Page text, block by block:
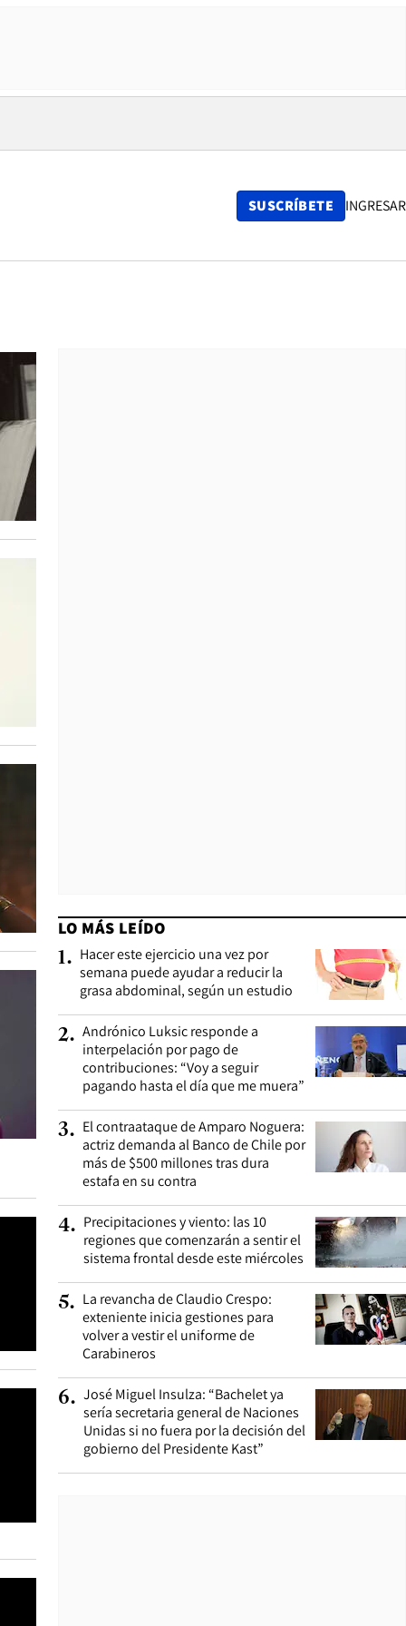
SUSCRÍBETE INGRESAR
LO MÁS LEÍDO
1. Hacer este ejercicio una vez por
semana puede ayudar a reducir la
grasa abdominal, según un estudio
2. Andrónico Luksic responde a
interpelación por pago de
contribuciones: “Voy a seguir
pagando hasta el día que me muera”
3. El contraataque de Amparo Noguera:
actriz demanda al Banco de Chile por
más de $500 millones tras dura
estafa en su contra
4. Precipitaciones y viento: las 10
regiones que comenzarán a sentir el
sistema frontal desde este miércoles
5. La revancha de Claudio Crespo:
exteniente inicia gestiones para
volver a vestir el uniforme de
Carabineros
6. José Miguel Insulza: “Bachelet ya
sería secretaria general de Naciones
Unidas si no fuera por la decisión del
gobierno del Presidente Kast”